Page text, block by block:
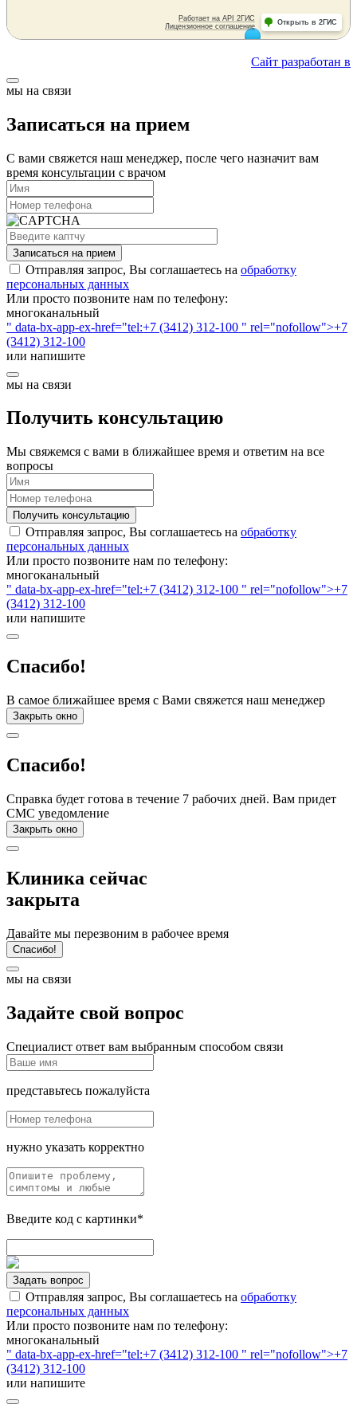
Сайт разработан в
мы на связи
Записаться на прием
С вами свяжется наш менеджер, после чего назначит вам
время консультации с врачом
Записаться на прием
Отправляя запрос, Вы соглашаетесь на обработку
персональных данных
Или просто позвоните нам по телефону:
многоканальный
" data-bx-app-ex-href="tel:+7 (3412) 312-100 " rel="nofollow">+7
(3412) 312-100
или напишите
мы на связи
Получить консультацию
Мы свяжемся с вами в ближайшее время и ответим на все
вопросы
Получить консультацию
Отправляя запрос, Вы соглашаетесь на обработку
персональных данных
Или просто позвоните нам по телефону:
многоканальный
" data-bx-app-ex-href="tel:+7 (3412) 312-100 " rel="nofollow">+7
(3412) 312-100
или напишите
Спасибо!
В самое ближайшее время с Вами свяжется наш менеджер
Закрыть окно
Спасибо!
Справка будет готова в течение 7 рабочих дней. Вам придет
СМС уведомление
Закрыть окно
Клиника сейчас
закрыта
Давайте мы перезвоним в рабочее время
Спасибо!
мы на связи
Задайте свой вопрос
Специалист ответ вам выбранным способом связи
представьтесь пожалуйста
нужно указать корректно
Введите код с картинки*
Задать вопрос
Отправляя запрос, Вы соглашаетесь на обработку
персональных данных
Или просто позвоните нам по телефону:
многоканальный
" data-bx-app-ex-href="tel:+7 (3412) 312-100 " rel="nofollow">+7
(3412) 312-100
или напишите